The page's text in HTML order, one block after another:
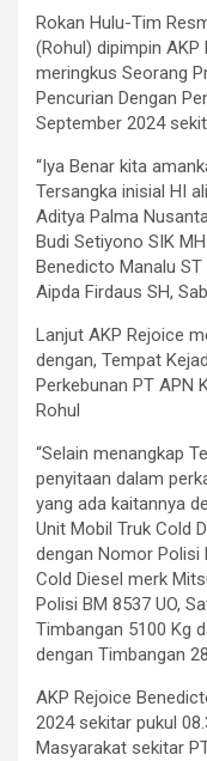
Rokan Hulu-Tim
(Rohul) dipimpin AKP
meringkus Seorang
Pencurian Dengan
September 2024
“Iya Benar kita
Tersangka inisial HI
Aditya Palma
Budi Setiyono SIK
Benedicto Manalu
Aipda Firdaus SH,
Lanjut AKP Rejoice
dengan, Tempat
Perkebunan PT APN
Rohul
“Selain menangkap
penyitaan dalam
yang ada kaitannya
Unit Mobil Truk Cold
dengan Nomor Polisi
Cold Diesel merk
Polisi BM 8537 UO,
Timbangan 5100 Kg
dengan Timbangan
AKP Rejoice
2024 sekitar pukul
Masyarakat sekitar